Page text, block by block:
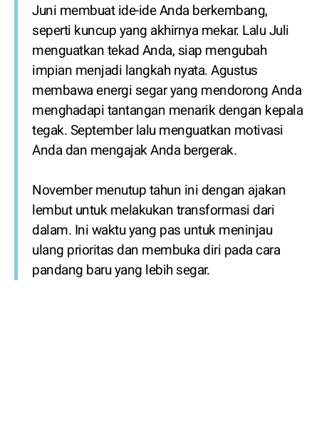
Juni membuat ide-ide Anda berkembang,
seperti kuncup yang akhirnya mekar. Lalu Juli
menguatkan tekad Anda, siap mengubah
impian menjadi langkah nyata. Agustus
membawa energi segar yang mendorong Anda
menghadapi tantangan menarik dengan kepala
tegak. September lalu menguatkan motivasi
Anda dan mengajak Anda bergerak.
November menutup tahun ini dengan ajakan
lembut untuk melakukan transformasi dari
dalam. Ini waktu yang pas untuk meninjau
ulang prioritas dan membuka diri pada cara
pandang baru yang lebih segar.